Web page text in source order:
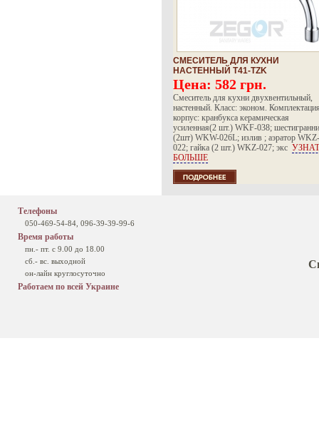
СМЕСИТЕЛЬ ДЛЯ КУХНИ
НАСТЕННЫЙ T41-TZK
Цена: 582 грн.
Смеситель для кухни двухвентильный,
настенный. Класс: эконом.
корпус: кранбукса керамическая
усиленная(2 шт.) WKF-038;
(2шт) WKW-026L; излив ; аэратор WKZ-
022; гайка (2 шт.) WKZ-027; экс
БОЛЬШЕ
Телефоны
050-469-54-84, 096-39-39-99-6
Время работы
пн.- пт. с 9.00 до 18.00
сб.- вс. выходной
он-лайн круглосуточно
Работаем по всей Украине